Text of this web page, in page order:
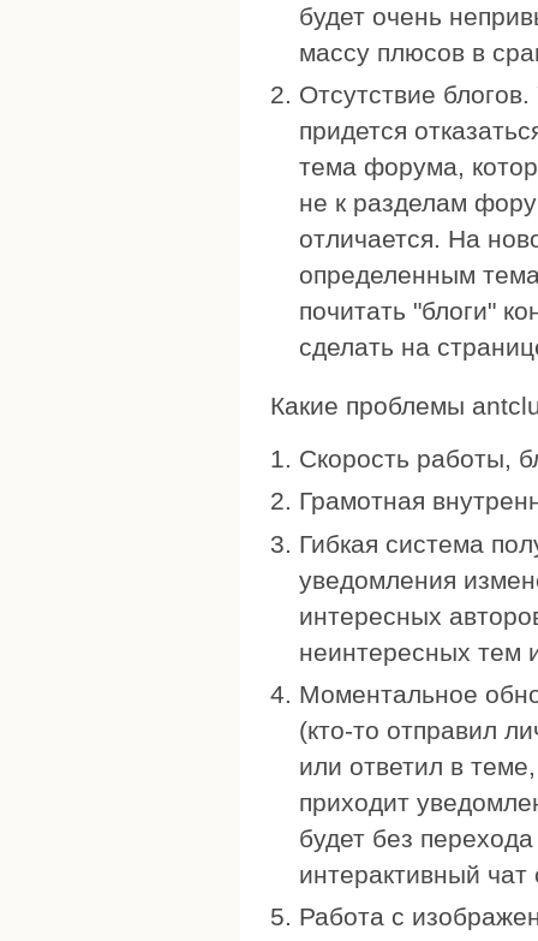
будет очень
массу плюсов в
Отсутствие блогов.
придется
тема форума,
не к разделам
отличается. На
определенным
почитать "блоги"
сделать на
Какие проблемы
Скорость работы,
Грамотная
Гибкая система
уведомления
интересных
неинтересных тем
Моментальное
(кто-то отправил
или ответил в
приходит
будет без
интерактивный
Работа с